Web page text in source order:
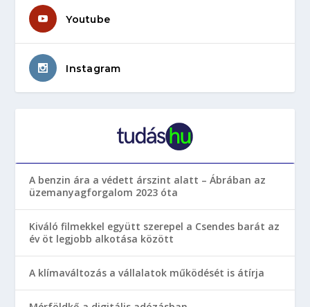
Youtube
Instagram
A benzin ára a védett árszint alatt – Ábrában az
üzemanyagforgalom 2023 óta
Kiváló filmekkel együtt szerepel a Csendes barát az
év öt legjobb alkotása között
A klímaváltozás a vállalatok működését is átírja